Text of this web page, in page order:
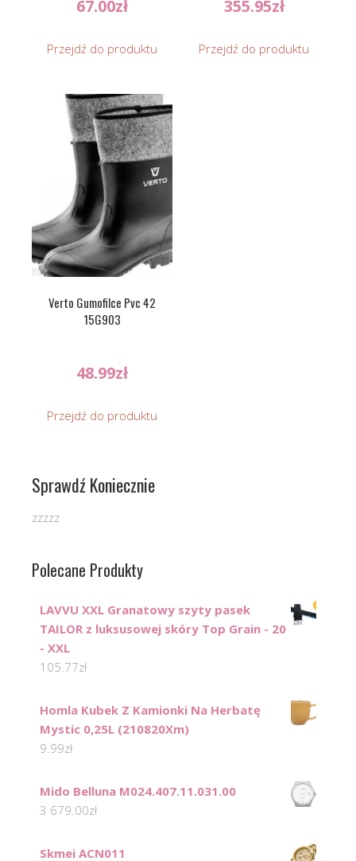
67.00zł
Przejdź do produktu
355.95zł
Przejdź do produktu
Verto Gumofilce Pvc 42
15G903
48.99zł
Przejdź do produktu
Sprawdź Koniecznie
zzzzz
Polecane Produkty
LAVVU XXL Granatowy szyty pasek
TAILOR z luksusowej skóry Top Grain - 20
- XXL
105.77zł
Homla Kubek Z Kamionki Na Herbatę
Mystic 0,25L (210820Xm)
9.99zł
Mido Belluna M024.407.11.031.00
3 679.00zł
Skmei ACN011